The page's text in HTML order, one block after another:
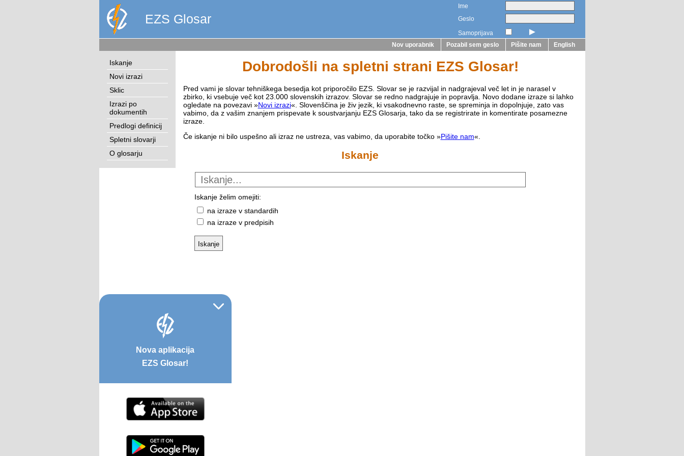
Ime
Geslo
Samoprijava
►
EZS Glosar
Nov uporabnik Pozabil sem geslo Pišite nam English
Iskanje
Novi izrazi
Sklic
Izrazi po
dokumentih
Predlogi definicij
Spletni slovarji
O glosarju
Dobrodošli na spletni strani EZS Glosar!
Pred vami je slovar tehniškega besedja kot priporočilo EZS. Slovar se je razvijal in nadgrajeval več let in je narasel v
zbirko, ki vsebuje več kot 23.000 slovenskih izrazov. Slovar se redno nadgrajuje in popravlja. Novo dodane izraze si lahko
ogledate na povezavi »Novi izrazi«. Slovenščina je živ jezik, ki vsakodnevno raste, se spreminja in dopolnjuje, zato vas
vabimo, da z vašim znanjem prispevate k soustvarjanju EZS Glosarja, tako da se registrirate in komentirate posamezne
izraze.
Če iskanje ni bilo uspešno ali izraz ne ustreza, vas vabimo, da uporabite točko »Pišite nam«.
Iskanje
Iskanje želim omejiti:
na izraze v standardih
na izraze v predpisih
Nova aplikacija
EZS Glosar!